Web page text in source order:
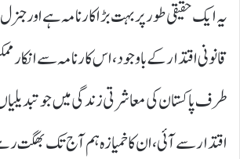
یہ ایک حقیقی طور پر بہت بڑا کارنامہ ہے اور جنرل
قانونی اقتدار کے باوجود، اس کارنامہ سے انکار
طرف پاکستان کی معاشرتی زندگی میں جو
اقتدار سے آئی، ان کا خمیازہ ہم آج تک بھگت